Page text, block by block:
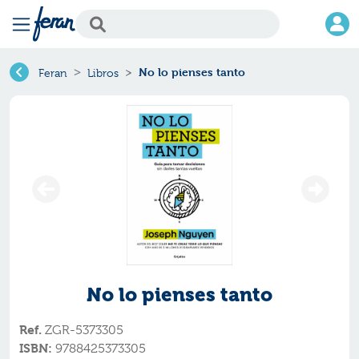
Feran Libros No lo pienses tanto
No lo pienses tanto
Ref. ZGR-5373305
ISBN: 9788425373305